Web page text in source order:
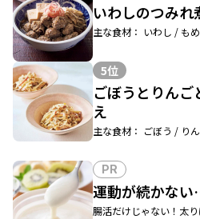
いわしのつみれ
主な食材： いわし / も
5位
ごぼうとりんご
え
主な食材： ごぼう / り
PR
運動が続かな
腸活だけじゃない！太